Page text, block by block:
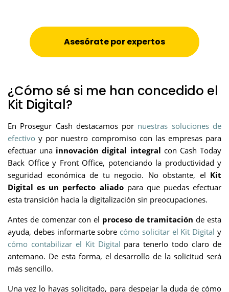
Asesórate por expertos
¿Cómo sé si me han concedido el
Kit Digital?
En Prosegur Cash destacamos por nuestras soluciones de
efectivo y por nuestro compromiso con las empresas para
efectuar una innovación digital integral con Cash Today
Back Office y Front Office, potenciando la productividad y
seguridad económica de tu negocio. No obstante, el Kit
Digital es un perfecto aliadopara que puedas efectuar
esta transición hacia la digitalización sin preocupaciones.
Antes de comenzar con el proceso de tramitación de esta
ayuda, debes informarte sobre cómo solicitar el Kit Digital y
cómo contabilizar el Kit Digital para tenerlo todo claro de
antemano. De esta forma, el desarrollo de la solicitud será
más sencillo.
Una vez lo hayas solicitado, para despejar la duda de cómo